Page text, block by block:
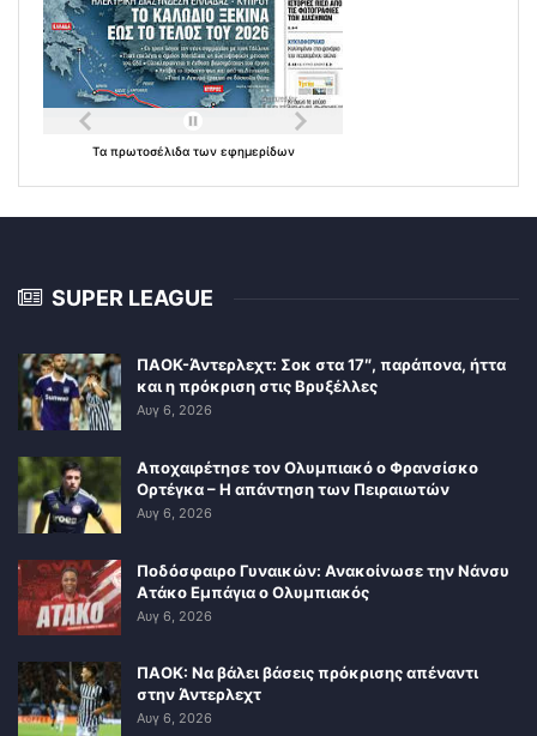
Τα πρωτοσέλιδα των εφημερίδων
SUPER LEAGUE
ΠΑΟΚ-Άντερλεχτ: Σοκ στα 17″, παράπονα, ήττα
και η πρόκριση στις Βρυξέλλες
Αυγ 6, 2026
Αποχαιρέτησε τον Ολυμπιακό ο Φρανσίσκο
Ορτέγκα – Η απάντηση των Πειραιωτών
Αυγ 6, 2026
Ποδόσφαιρο Γυναικών: Ανακοίνωσε την Νάνσυ
Ατάκο Εμπάγια ο Ολυμπιακός
Αυγ 6, 2026
ΠΑΟΚ: Να βάλει βάσεις πρόκρισης απέναντι
στην Άντερλεχτ
Αυγ 6, 2026